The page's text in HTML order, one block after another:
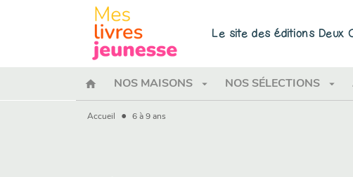
MENU
Le site des éditions Deux
home NOS MAISONS arrow_drop_down NOS SÉLECTIONS arrow_drop_down
Accueil • 6 à 9 ans